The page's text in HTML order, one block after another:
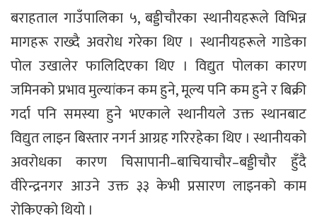
बराहताल गाउँपालिका ५, बड्डीचौरका स्थानीयहरूले विभिन्न
मागहरू राख्दै अवरोध गरेका थिए । स्थानीयहरूले गाडेका
पोल उखालेर फालिदिएका थिए । विद्युत पोलका कारण
जमिनको प्रभाव मुल्यांकन कम हुने, मूल्य पनि कम हुने र बिक्री
गर्दा पनि समस्या हुने भएकाले स्थानीयले उक्त स्थानबाट
विद्युत लाइन बिस्तार नगर्न आग्रह गरिरहेका थिए । स्थानीयको
अवरोधका कारण चिसापानी–बाचियाचौर–बड्डीचौर हुँदै
वीरेन्द्रनगर आउने उक्त ३३ केभी प्रसारण लाइनको काम
रोकिएको थियो ।